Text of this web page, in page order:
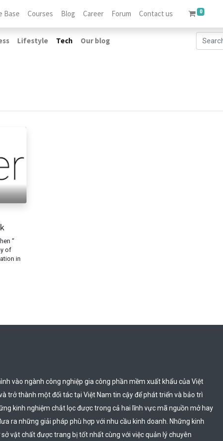
Base Courses Blog Career Forum Contact us 0
Lifestyle Tech Our blog
“
of
in
vào ngành công nghiệp gia công phần mềm xuất khẩu của Việt
trở thành một đối tác tại Việt Nam tin cậy để phát triển và bảo trì
kinh nghiệm chắt lọc được trong cả hai lĩnh vực mã nguồn mở hay
ra những giải pháp phù hợp với nhu cầu kinh doanh. Những kinh
vật chất được trang bị tốt nhất cùng với việc quản lý chuyên